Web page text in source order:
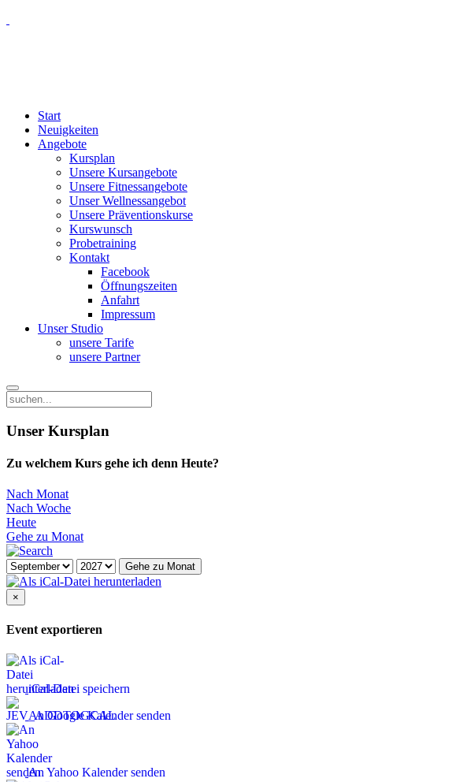
Start
Neuigkeiten
Angebote
Kursplan
Unsere Kursangebote
Unsere Fitnessangebote
Unser Wellnessangebot
Unsere Präventionskurse
Kurswunsch
Probetraining
Kontakt
Facebook
Öffnungszeiten
Anfahrt
Impressum
Unser Studio
unsere Tarife
unsere Partner
Unser Kursplan
Zu welchem Kurs gehe ich denn Heute?
Nach Monat
Nach Woche
Heute
Gehe zu Monat
Gehe zu Monat
×
Event exportieren
iCal-Datei speichern
An Google Kalender senden
An Yahoo Kalender senden